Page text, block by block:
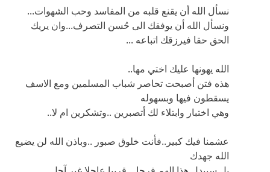
نسأل الله أن يقنع قلبه من المفاسد وحب الشهوات...
ونسأل الله أن يوفقك الى حُسن التصرف...وان يريك
الحق حقا فيرزقك اتباعه ...
الله يهونها عليك اختي مها..
هذه فتن أصبحت تحاصر شباب المسلمين ومع الاسف
يسقطون فيها وبسهوله
وهي اختبار وابتلاء لك أتصبرين ..وتشكرين ام لا..
عشمنا فيك كبير..فأنت خلوق صبور ..وباذن الله لن يضيع
الله جهدك